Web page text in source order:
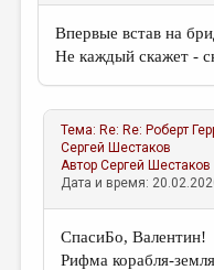
Впервые встав на
Не каждый скажет -
Тема: Re: Re: Роберт
Сергей Шестаков
АвторСергей Шестаков
Дата и время:
СпасиБо, Валентин!
Рифма корабля-